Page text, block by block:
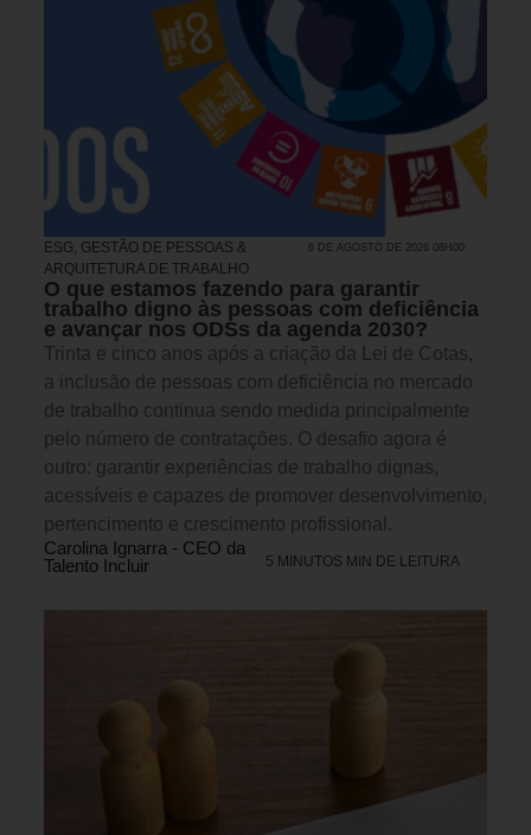
ESG, GESTÃO DE PESSOAS &
ARQUITETURA DE TRABALHO
6 DE AGOSTO DE 2026 08H00
O que estamos fazendo para garantir
trabalho digno às pessoas com deficiência
e avançar nos ODSs da agenda 2030?
Trinta e cinco anos após a criação da Lei de Cotas,
a inclusão de pessoas com deficiência no mercado
de trabalho continua sendo medida principalmente
pelo número de contratações. O desafio agora é
outro: garantir experiências de trabalho dignas,
acessíveis e capazes de promover desenvolvimento,
pertencimento e crescimento profissional.
Carolina Ignarra - CEO da
Talento Incluir
5 MINUTOS MIN DE LEITURA